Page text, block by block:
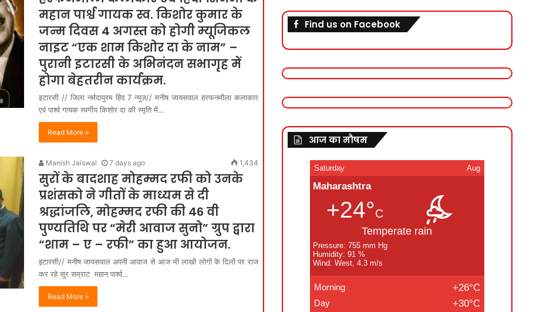
महान पार्श्व गायक स्व. किशोर कुमार के
जन्म दिवस 4 अगस्त को होगी म्यूजिकल
नाइट “एक शाम किशोर दा के नाम” –
पुरानी इटारसी के अभिनंदन सभागृह में
होगा बेहतरीन कार्यक्रम.
इटारसी // जिला नर्मदापुरम हिंद 7 न्यूज़// मनीष जायसवाल हरफनमौला कलाकार
एवं पार्श्व गायक स्वर्गीय किशोर दा की स्मृति में…
Read More »
Manish Jaiswal 7 days ago 1,434
सुरों के बादशाह मोहम्मद रफी को उनके
प्रशंसको ने गीतों के माध्यम से दी
श्रद्धांजलि, मोहम्मद रफी की 46 वी
पुण्यतिथि पर “मेरी आवाज सुनो” ग्रुप द्वारा
“शाम – ए – रफी” का हुआ आयोजन.
इटारसी// मनीष जायसवाल अपनी आवाज से आज भी लाखों लोगों के दिलों पर राज
कर रहे सुर सम्राट महान पार्श्व…
Read More »
Find us on Facebook
आज का मौषम
Saturday Aug
Maharashtra
+24°C
Temperate rain
Pressure: 755 mm Hg
Humidity: 91 %
Wind: West, 4.3 m/s
Morning +26°C
Day +30°C